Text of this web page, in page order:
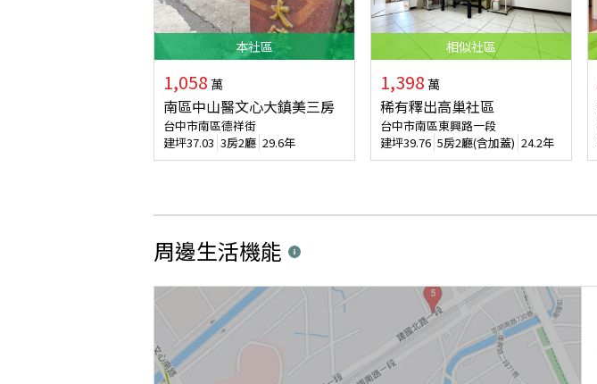
本社區
1,058 萬
南區中山醫文心大鎮美三房
台中市南區德祥街
建坪37.03 3房2廳 29.6年
相似社區
1,398 萬
稀有釋出高巢社區
台中市南區東興路一段
建坪39.76 5房2廳(含加蓋) 24.2年
周邊生活機能